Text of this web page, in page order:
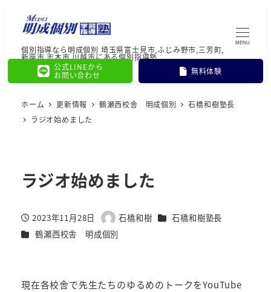
個別指導なら明成個別 埼玉県富士見市,ふじみ野市,三芳町,
新座市,志木市,川越市にある個別指導塾
公式LINEから
お問い合わせ
無料体験
MENU
ホーム 更新情報 鶴瀬西校舎 明成個別
石橋和樹塾長
ラジオ始めました
ラジオ始めました
投稿日
2023年11月28日
著
者
石橋和樹 カテゴリー
石橋和樹塾長
カテゴリー
鶴瀬西校舎 明成個別
現在各校舎で先生たちのゆるめのトークをYouTube